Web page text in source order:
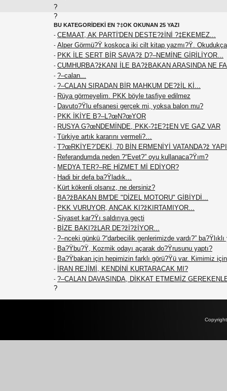
?
?
BU KATEGORİDEKİ EN ?‡OK OKUNAN 25 YAZI
- CEMAAT, AK PARTİ'DEN DESTE?žİNİ ?‡EKEMEZ...
- Alper Görmü?Ÿ koskoca iki cilt kitap yazmı?Ÿ.
- PKK İLE SERT BİR SAVA?ž D?–NEMİNE GİRİLİYOR...
- CUMHURBA?žKANI İLE BA?žBAKAN ARASINDA NE
- ?–calan...
- ?–CALAN SIRADAN BİR MAHKUM DE?žİL Kİ...
- Rüya görmeyelim. PKK böyle tasfiye edilmez
- Davuto?Ÿlu efsanesi gerçek mi, yoksa balon mu?
- PKK İKİYE B?–L?œN?œYOR
- RUSYA G?œNDEMİNDE, PKK-?‡E?‡EN VE GAZ VAR
- Türkiye artık kararını vermeli?…
- T?œRKİYE?’DEKİ, 70 BİN ERMENİYİ VATANDA?ž
- Referandumda neden ?“Evet?” oyu kullanaca?Ÿım?
- MEDYA TER?–RE HİZMET Mİ EDİYOR?
- Hadi bir defa ba?Ÿladık...
- Kürt kökenli olsanız, ne dersiniz?
- BA?žBAKAN BM'DE "DİZEL MOTORU" GİBİYDİ...
- PKK VURUYOR, ANCAK KI?žKIRTAMIYOR...
- Siyaset kar?Ÿı saldırıya geçti
- BİZE BAKI?žLAR DE?žİ?žİYOR...
- ?–nceki günkü ?“darbecilik genlerimizde vardı?”
- Ba?Ÿbu?Ÿ, Kozmik odayı açarak do?Ÿrusunu yaptı?
- Ba?Ÿbakan için hepimizin farklı görü?Ÿü var. Kimimiz
- İRAN REJİMİ, KENDİNİ KURTARACAK MI?
- ?–CALAN DAVASINDA, DİKKAT ETMEMİZ
?